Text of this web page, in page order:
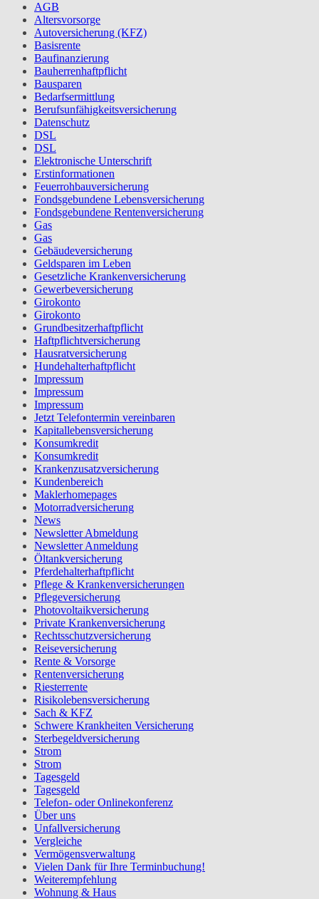
AGB
Altersvorsorge
Autoversicherung (KFZ)
Basisrente
Baufinanzierung
Bauherrenhaftpflicht
Bausparen
Bedarfsermittlung
Berufs­unfähigkeitsversicherung
Datenschutz
DSL
DSL
Elektronische Unterschrift
Erstinformationen
Feuerrohbauversicherung
Fondsgebundene Lebensversicherung
Fondsgebundene Rentenversicherung
Gas
Gas
Gebäudeversicherung
Geldsparen im Leben
Gesetzliche Krankenversicherung
Gewerbeversicherung
Girokonto
Girokonto
Grundbesitzerhaftpflicht
Haftpflichtversicherung
Hausratversicherung
Hundehalterhaftpflicht
Impressum
Impressum
Impressum
Jetzt Telefontermin vereinbaren
Kapitallebensversicherung
Konsumkredit
Konsumkredit
Krankenzusatzversicherung
Kundenbereich
Maklerhomepages
Motorradversicherung
News
Newsletter Abmeldung
Newsletter Anmeldung
Öltankversicherung
Pferdehalterhaftpflicht
Pflege & Krankenversicherungen
Pflegeversicherung
Photovoltaikversicherung
Private Krankenversicherung
Rechtsschutzversicherung
Reiseversicherung
Rente & Vorsorge
Rentenversicherung
Riesterrente
Risikolebensversicherung
Sach & KFZ
Schwere Krankheiten Versicherung
Sterbegeldversicherung
Strom
Strom
Tagesgeld
Tagesgeld
Telefon- oder Onlinekonferenz
Über uns
Unfallversicherung
Vergleiche
Vermögensverwaltung
Vielen Dank für Ihre Terminbuchung!
Weiterempfehlung
Wohnung & Haus